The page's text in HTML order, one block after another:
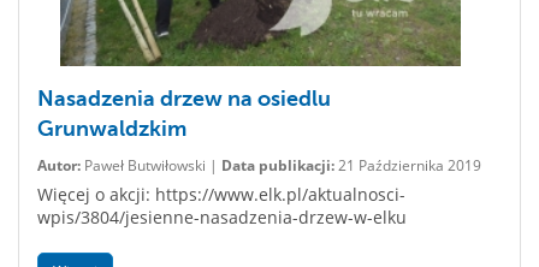
Nasadzenia drzew na osiedlu
Grunwaldzkim
Autor: Paweł Butwiłowski | Data publikacji:21 Października 2019
Więcej o akcji: https://www.elk.pl/aktualnosci-
wpis/3804/jesienne-nasadzenia-drzew-w-elku